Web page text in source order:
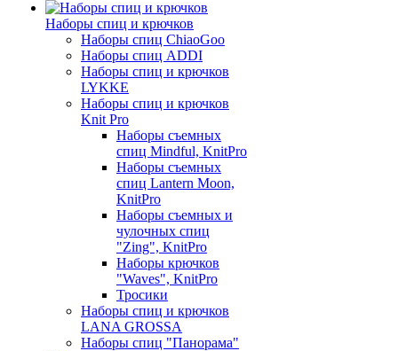
Наборы спиц и крючков
Наборы спиц ChiaoGoo
Наборы спиц ADDI
Наборы спиц и крючков
LYKKE
Наборы спиц и крючков
Knit Pro
Наборы съемных
спиц Mindful, KnitPro
Наборы съемных
спиц Lantern Moon,
KnitPro
Наборы съемных и
чулочных спиц
"Zing", KnitPro
Наборы крючков
"Waves", KnitPro
Тросики
Наборы спиц и крючков
LANA GROSSA
Наборы спиц "Панорама"